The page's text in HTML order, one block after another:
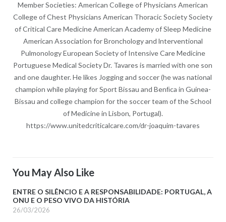
Member Societies: American College of Physicians American
College of Chest Physicians American Thoracic Society Society
of Critical Care Medicine American Academy of Sleep Medicine
American Association for Bronchology and lnterventional
Pulmonology European Society of Intensive Care Medicine
Portuguese Medical Society Dr. Tavares is married with one son
and one daughter. He likes Jogging and soccer (he was national
champion while playing for Sport Bissau and Benﬁca in Guinea-
Bissau and college champion for the soccer team of the School
of Medicine in Lisbon, Portugal).
https://www.unitedcriticalcare.com/dr-joaquim-tavares
You May Also Like
ENTRE O SILÊNCIO E A RESPONSABILIDADE: PORTUGAL, A
ONU E O PESO VIVO DA HISTÓRIA
26/03/2026